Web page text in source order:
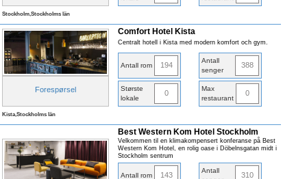
Stockholm,Stockholms län
Forespørsel
Comfort Hotel Kista
Centralt hotell i Kista med modern komfort och gym.
Antall rom 194
Antall
senger
388
Største
lokale
0
Max
restaurant
0
Kista,Stockholms län
Best Western Kom Hotel Stockholm
Velkommen til en klimakompensert konferanse på Best
Western Kom Hotel, en rolig oase i Döbelnsgatan midt i
Stockholm sentrum
Antall rom 143
Antall
310